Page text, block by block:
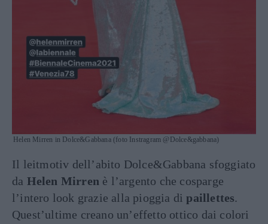
Helen Mirren in Dolce&Gabbana (foto Instragram @Dolce&gabbana)
Il leitmotiv dell’abito Dolce&Gabbana sfoggiato
da Helen Mirren è l’argento che cosparge
l’intero look grazie alla pioggia dipaillettes.
Quest’ultime creano un’effetto ottico dai colori